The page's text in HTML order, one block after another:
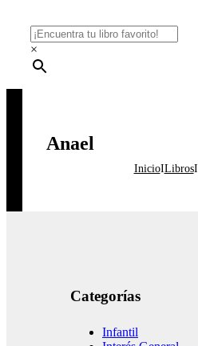
×
Anael
InicioILibrosI
Categorías
Infantil